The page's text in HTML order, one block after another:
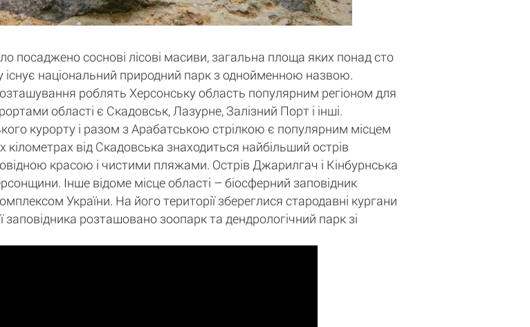
посаджено соснові лісові масиви, загальна площа яких понад сто
існує національний природний парк з однойменною назвою.
роблять Херсонську область популярним регіоном для
області є Скадовськ, Лазурне, Залізний Порт і інші.
курорту і разом з Арабатською стрілкою є популярним місцем
кілометрах від Скадовська знаходиться найбільший острів
красою і чистими пляжами. Острів Джарилгач і Кінбурнська
Інше відоме місце області – біосферний заповідник
України. На його території збереглися стародавні кургани
заповідника розташовано зоопарк та дендрологічний парк зі